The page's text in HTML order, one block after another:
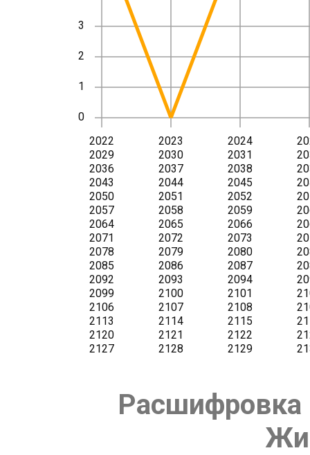
Расшифровка